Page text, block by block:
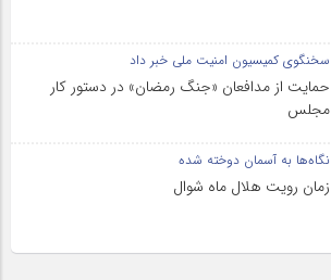
سخنگوی کمیسیون امنیت ملی خبر داد
حمایت از مدافعان «جنگ رمضان» در دستور کار
مجلس
نگاه‌ها به آسمان دوخته شده
زمان رویت هلال ماه شوال